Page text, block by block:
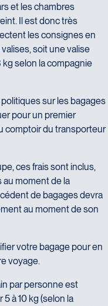
et les chambres
Il est donc très
les consignes en
soit une valise
selon la compagnie
sur les bagages
pour un premier
comptoir du transporteur
ces frais sont inclus,
au moment de la
de bagages devra
au moment de son
votre bagage pour en
voyage.
par personne est
à 10 kg (selon la